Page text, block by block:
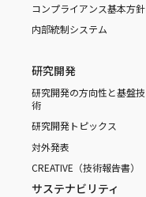
コンプライアンス基本方針
内部統制システム
研究開発
研究開発の方向性と基盤技
術
研究開発トピックス
対外発表
CREATIVE（技術報告書）
サステナビリティ